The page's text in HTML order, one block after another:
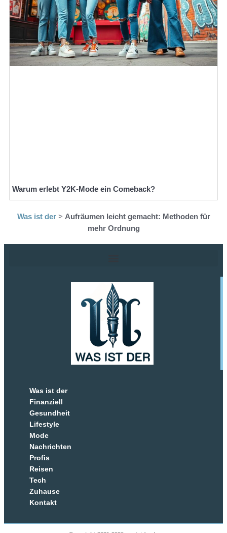
Warum erlebt Y2K-Mode ein Comeback?
Was ist der> Aufräumen leicht gemacht: Methoden für
mehr Ordnung
Was ist der
Finanziell
Gesundheit
Lifestyle
Mode
Nachrichten
Profis
Reisen
Tech
Zuhause
Kontakt